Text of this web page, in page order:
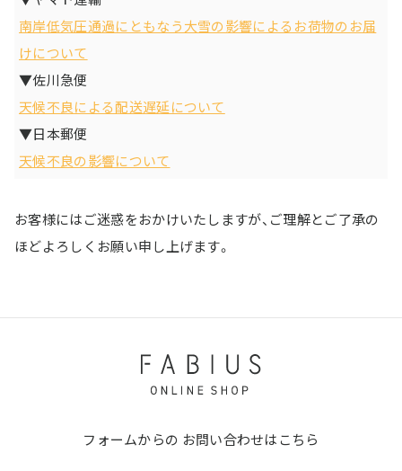
南岸低気圧通過にともなう大雪の影響によるお荷物のお届
けについて
▼佐川急便
天候不良による配送遅延について
▼日本郵便
天候不良の影響について
お客様にはご迷惑をおかけいたしますが、ご理解とご了承の
ほどよろしくお願い申し上げます。
フォームからの お問い合わせはこちら